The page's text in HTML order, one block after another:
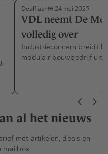
Dealflash 24 mei 2023
VDL neemt De
volledig over
Industrieconcern breidt
modulair bouwbedrijf uit.
al het nieuws
met artikelen, deals en
mailbox